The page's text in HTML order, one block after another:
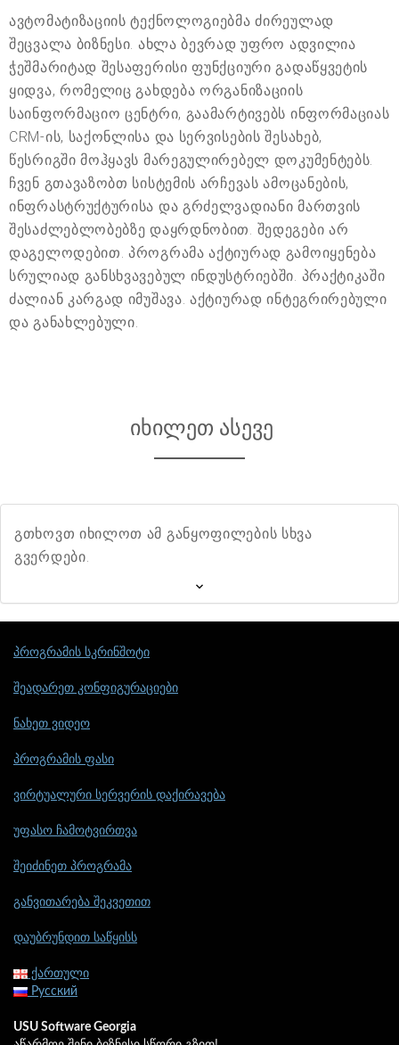
ავტომატიზაციის ტექნოლოგიებმა ძირეულად
შეცვალა ბიზნესი. ახლა ბევრად უფრო ადვილია
ჭეშმარიტად შესაფერისი ფუნქციური გადაწყვეტის
ყიდვა, რომელიც გახდება ორგანიზაციის
საინფორმაციო ცენტრი, გაამარტივებს ინფორმაციას
CRM-ის, საქონლისა და სერვისების შესახებ,
წესრიგში მოჰყავს მარეგულირებელ დოკუმენტებს.
ჩვენ გთავაზობთ სისტემის არჩევას ამოცანების,
ინფრასტრუქტურისა და გრძელვადიანი მართვის
შესაძლებლობებზე დაყრდნობით. შედეგები არ
დაგელოდებით. პროგრამა აქტიურად გამოიყენება
სრულიად განსხვავებულ ინდუსტრიებში. პრაქტიკაში
ძალიან კარგად იმუშავა. აქტიურად ინტეგრირებული
და განახლებული.
იხილეთ ასევე
გთხოვთ იხილოთ ამ განყოფილების სხვა
გვერდები.
პროგრამის სკრინშოტი
შეადარეთ კონფიგურაციები
ნახეთ ვიდეო
პროგრამის ფასი
ვირტუალური სერვერის დაქირავება
უფასო ჩამოტვირთვა
შეიძინეთ პროგრამა
განვითარება შეკვეთით
დაუბრუნდით საწყისს
ქართული
Русский
USU Software Georgia